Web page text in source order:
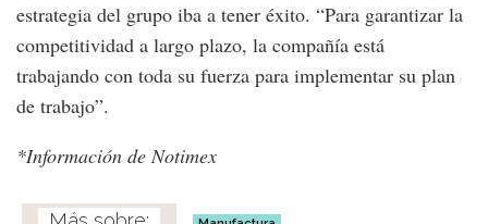
estrategia del grupo iba a tener éxito. “Para garantizar la
competitividad a largo plazo, la compañía está
trabajando con toda su fuerza para implementar su plan
de trabajo”.
*Información de Notimex